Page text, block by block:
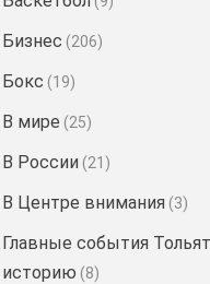
Бизнес (206)
Бокс (19)
В мире (25)
В России (21)
В Центре внимания (3)
Главные события
историю (8)